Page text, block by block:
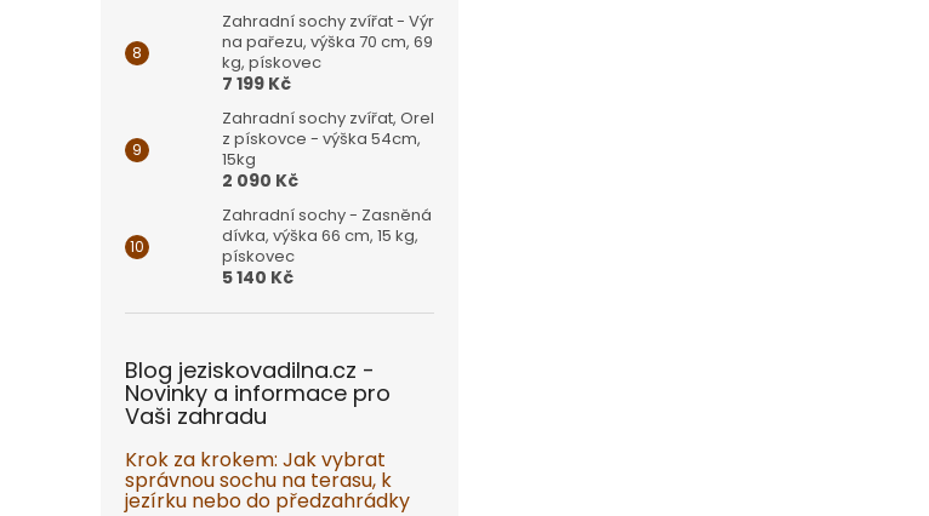
Zahradní sochy zvířat - Výr
na pařezu, výška 70 cm, 69
kg, pískovec
7 199 Kč
Zahradní sochy zvířat, Orel
z pískovce - výška 54cm,
15kg
2 090 Kč
Zahradní sochy - Zasněná
dívka, výška 66 cm, 15 kg,
pískovec
5 140 Kč
Blog jeziskovadilna.cz -
Novinky a informace pro
Vaši zahradu
Krok za krokem: Jak vybrat
správnou sochu na terasu, k
jezírku nebo do předzahrádky